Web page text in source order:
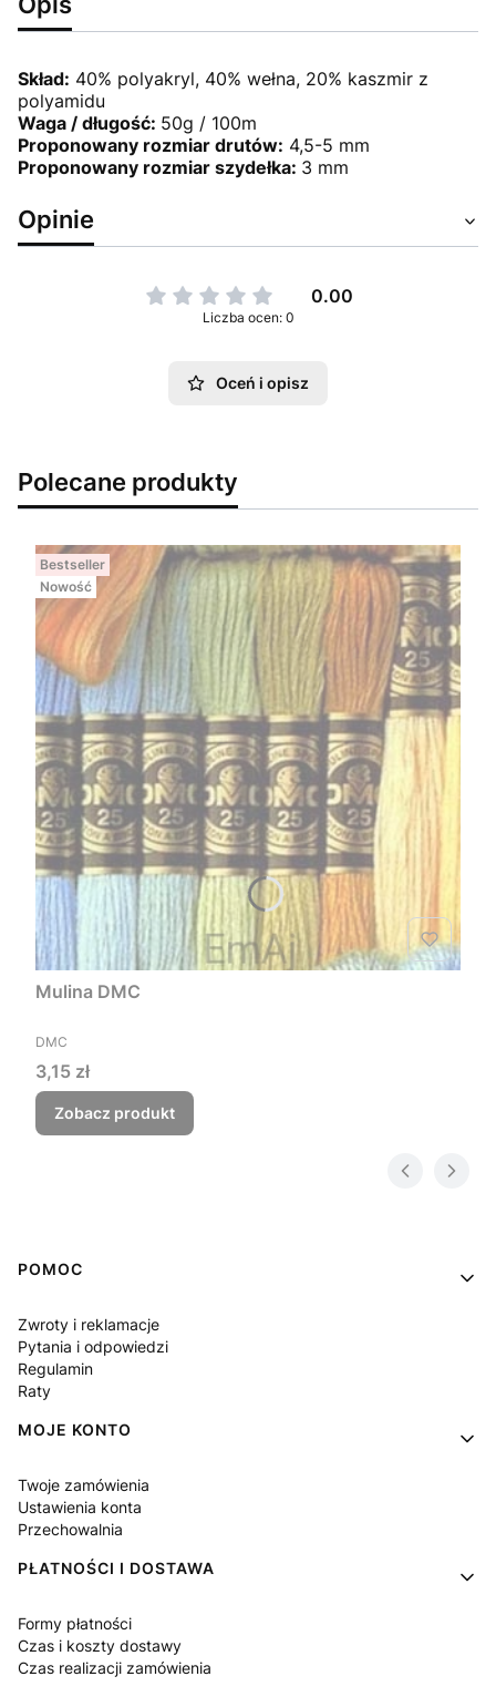
Skład: 40% polyakryl, 40% wełna, 20% kaszmir z
polyamidu
Waga / długość: 50g / 100m
Proponowany rozmiar drutów: 4,5-5 mm
Proponowany rozmiar szydełka: 3 mm
Opinie
0.00
Liczba ocen: 0
Oceń i opisz
Polecane produkty
Bestseller
Nowość
Mulina DMC
PRODUCENT
DMC
Cena
3,15 zł
Zobacz produkt
Linki w stopce
POMOC
Zwroty i reklamacje
Pytania i odpowiedzi
Regulamin
Raty
MOJE KONTO
Twoje zamówienia
Ustawienia konta
Przechowalnia
PŁATNOŚCI I DOSTAWA
Formy płatności
Czas i koszty dostawy
Czas realizacji zamówienia